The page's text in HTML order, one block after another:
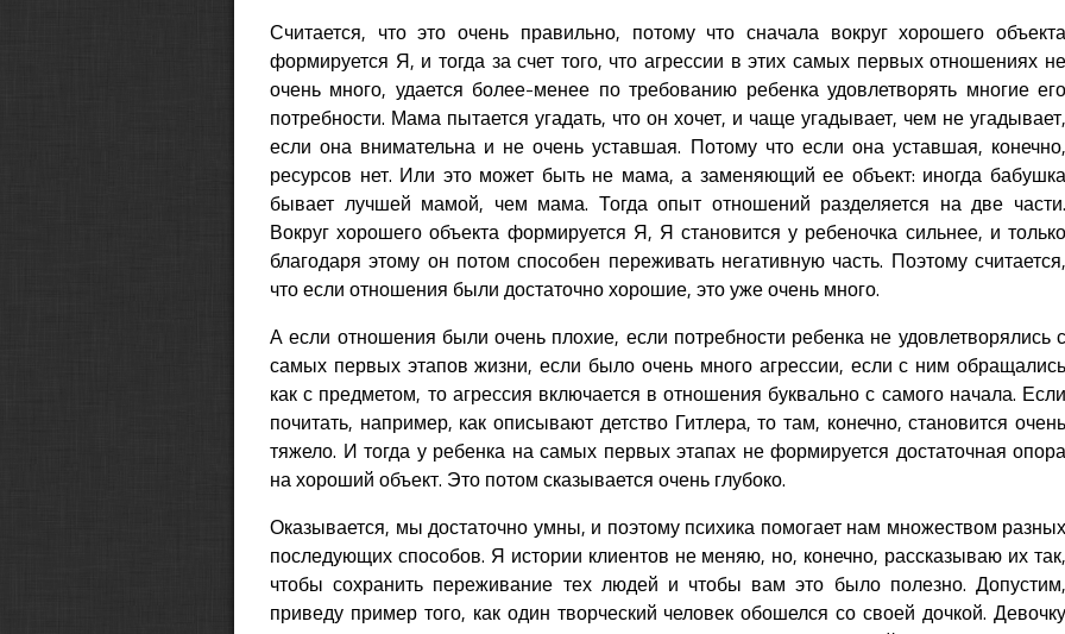
Считается, что это очень правильно, потому что сначала вокруг хорошего объекта
формируется Я, и тогда за счет того, что агрессии в этих самых первых отношениях не
очень много, удается более-менее по требованию ребенка удовлетворять многие его
потребности. Мама пытается угадать, что он хочет, и чаще угадывает, чем не угадывает,
если она внимательна и не очень уставшая. Потому что если она уставшая, конечно,
ресурсов нет. Или это может быть не мама, а заменяющий ее объект: иногда бабушка
бывает лучшей мамой, чем мама. Тогда опыт отношений разделяется на две части.
Вокруг хорошего объекта формируется Я, Я становится у ребеночка сильнее, и только
благодаря этому он потом способен переживать негативную часть. Поэтому считается,
что если отношения были достаточно хорошие, это уже очень много.
А если отношения были очень плохие, если потребности ребенка не удовлетворялись с
самых первых этапов жизни, если было очень много агрессии, если с ним обращались
как с предметом, то агрессия включается в отношения буквально с самого начала. Если
почитать, например, как описывают детство Гитлера, то там, конечно, становится очень
тяжело. И тогда у ребенка на самых первых этапах не формируется достаточная опора
на хороший объект. Это потом сказывается очень глубоко.
Оказывается, мы достаточно умны, и поэтому психика помогает нам множеством разных
последующих способов. Я истории клиентов не меняю, но, конечно, рассказываю их так,
чтобы сохранить переживание тех людей и чтобы вам это было полезно. Допустим,
приведу пример того, как один творческий человек обошелся со своей дочкой. Девочку